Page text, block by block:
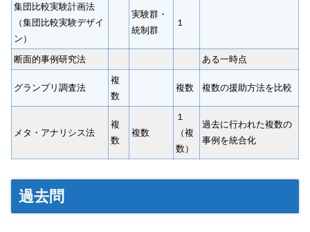
集団比較実験計画法
（集団比較実験デザイ
ン）
実験群・
統制群
１
断面的事例研究法 ある一時点
グランプリ調査法
複
数
複数 複数の援助方法を比較
メタ・アナリシス法
複
数
複数
１
（複
数）
過去に行われた複数の
事例を統合化
過去問